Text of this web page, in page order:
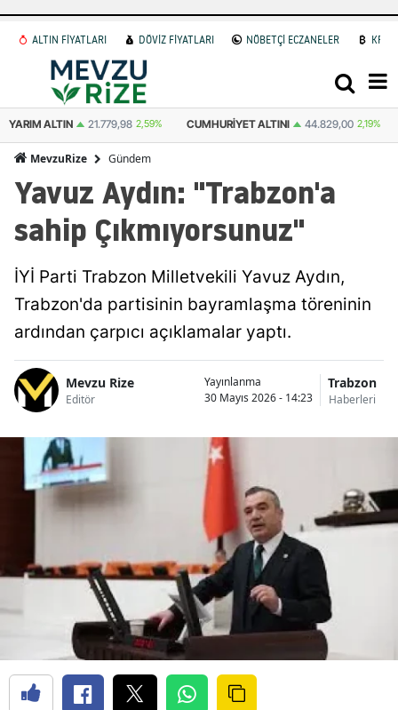
ALTIN FİYATLARI DÖVİZ FİYATLARI NÖBETÇİ ECZANELER
YARIM ALTIN 21.779,98 2,59% CUMHURIYET ALTINI 44.829,00 2,19%
MevzuRize Gündem
Yavuz Aydın: "Trabzon'a
sahip Çıkmıyorsunuz"
İYİ Parti Trabzon Milletvekili Yavuz Aydın,
Trabzon'da partisinin bayramlaşma töreninin
ardından çarpıcı açıklamalar yaptı.
Mevzu Rize
Editör
Yayınlanma
30 Mayıs 2026 - 14:23
Trabzon
Haberleri